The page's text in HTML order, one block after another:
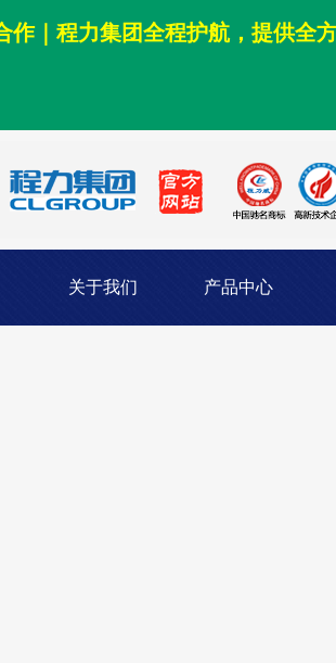
作｜程力集团全程护航，提供全
关于我们 产品中心